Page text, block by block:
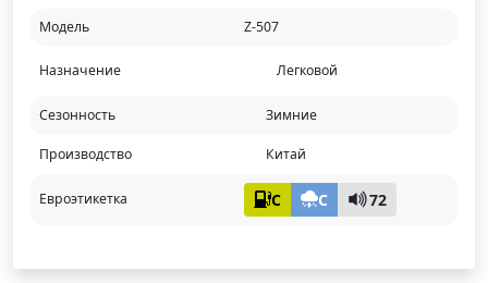
Модель
Z-507
Назначение Легковой
Сезонность Зимние
Производство Китай
Евроэтикетка C C 72